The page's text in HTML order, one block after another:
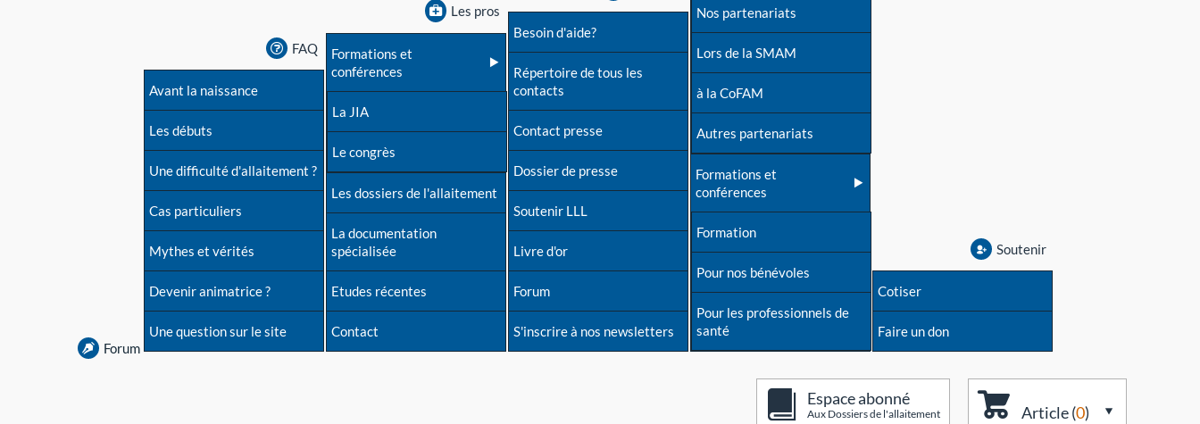
Forum
FAQ
Avant la naissance
Les débuts
Une difficulté d'allaitement ?
Cas particuliers
Mythes et vérités
Devenir animatrice ?
Une question sur le site
Les pros
Formations et
conférences
La JIA
Le congrès
Les dossiers de l'allaitement
La documentation
spécialisée
Etudes récentes
Contact
Besoin d'aide?
Répertoire de tous les
contacts
Contact presse
Dossier de presse
Soutenir LLL
Livre d'or
Forum
S'inscrire à nos newsletters
Nos partenariats
Lors de la SMAM
à la CoFAM
Autres partenariats
Formations et
conférences
Formation
Pour nos bénévoles
Pour les professionnels de
santé
Soutenir
Cotiser
Faire un don
Article (0)
Espace abonné
Aux Dossiers de l'allaitement